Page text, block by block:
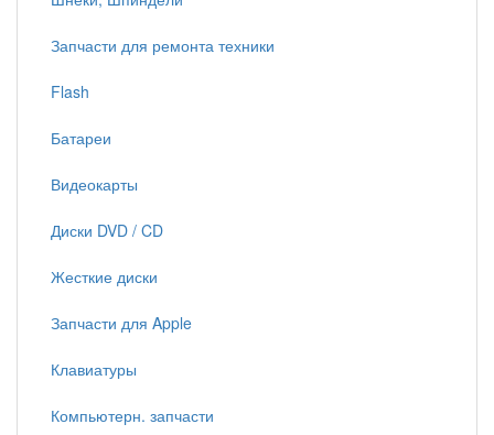
Запчасти для ремонта техники
Flash
Батареи
Видеокарты
Диски DVD / CD
Жесткие диски
Запчасти для Apple
Клавиатуры
Компьютерн. запчасти